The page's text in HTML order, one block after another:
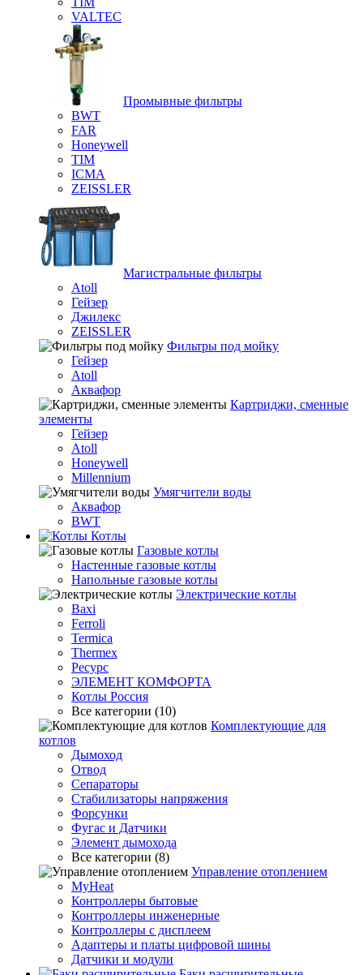
VALTEC
Промывные фильтры
BWT
FAR
Honeywell
TIM
ICMA
ZEISSLER
Магистральные фильтры
Atoll
Гейзер
Джилекс
ZEISSLER
Фильтры под мойку
Гейзер
Atoll
Аквафор
Картриджи, сменные
элементы
Гейзер
Atoll
Honeywell
Millennium
Умягчители воды
Аквафор
BWT
Котлы
Гaзовые котлы
Настенные газовые котлы
Напольные газовые котлы
Электрические котлы
Baxi
Ferroli
Termica
Thermex
Ресурс
ЭЛЕМЕНТ КОМФОРТА
Котлы Россия
Все категории (10)
Комплектующие для
котлов
Дымоход
Отвод
Сепараторы
Стабилизаторы напряжения
Форсунки
Фугас и Датчики
Элемент дымохода
Все категории (8)
Управление отоплением
MyHeat
Контроллеры бытовые
Контроллеры инженерные
Контроллеры с дисплеем
Адаптеры и платы цифровой шины
Датчики и модули